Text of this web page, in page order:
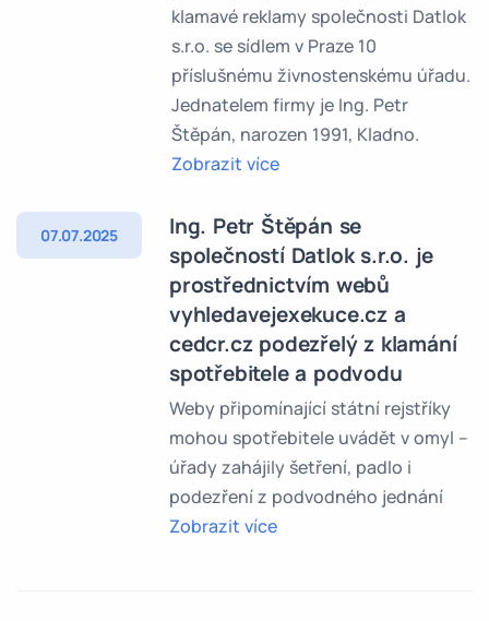
klamavé reklamy společnosti Datlok
s.r.o. se sídlem v Praze 10
příslušnému živnostenskému úřadu.
Jednatelem firmy je Ing. Petr
Štěpán, narozen 1991, Kladno.
Zobrazit více
07.07.2025
Ing. Petr Štěpán se
společností Datlok s.r.o. je
prostřednictvím webů
vyhledavejexekuce.cz a
cedcr.cz podezřelý z klamání
spotřebitele a podvodu
Weby připomínající státní rejstříky
mohou spotřebitele uvádět v omyl –
úřady zahájily šetření, padlo i
podezření z podvodného jednání
Zobrazit více